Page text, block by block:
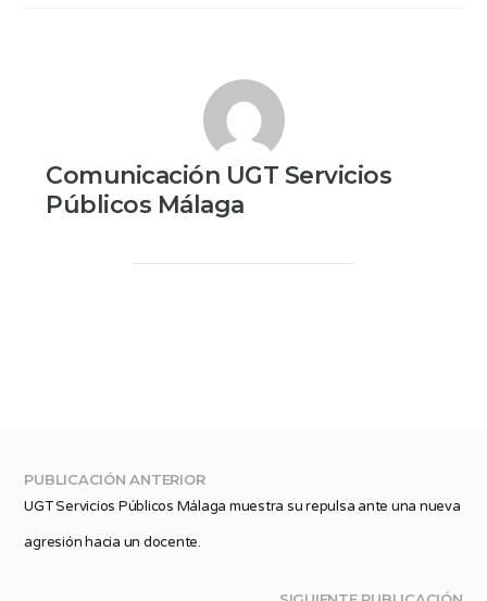
Comunicación UGT Servicios
Públicos Málaga
PUBLICACIÓN ANTERIOR
UGT Servicios Públicos Málaga muestra su repulsa ante una nueva
agresión hacia un docente.